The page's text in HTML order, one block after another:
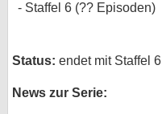
Staffel 6 (?? Episoden)
Status: endet mit Staffel 6
News zur Serie: